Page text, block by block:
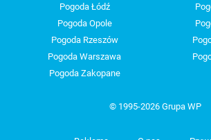
Pogoda Łódź
Pogoda Opole
Pogoda Rzeszów
Pogoda Warszawa
Pogoda Zakopane
© 1995-2026 Grupa WP